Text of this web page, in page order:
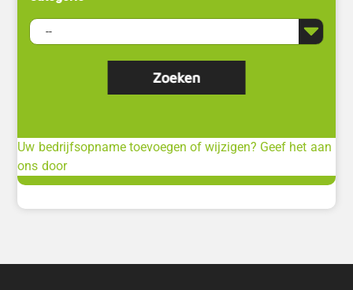
Uw bedrijfsopname toevoegen of wijzigen? Geef het aan
ons door